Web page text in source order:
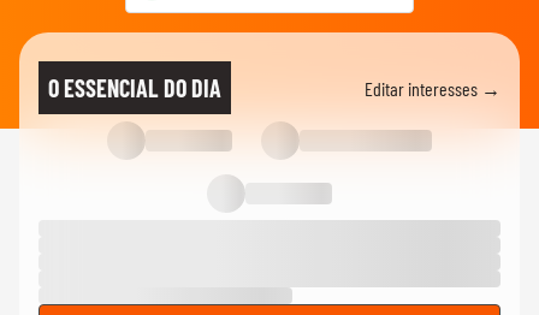
O ESSENCIAL DO DIA Editar interesses →